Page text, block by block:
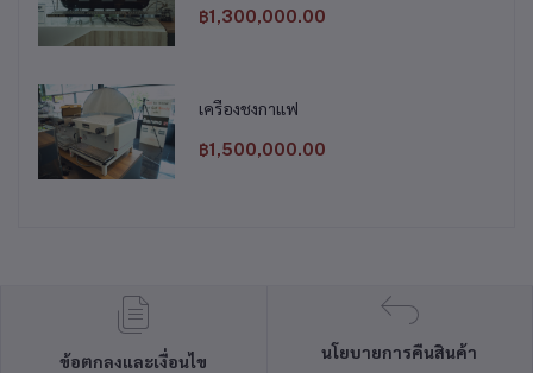
฿1,300,000.00
เครื่องชงกาแฟ
฿1,500,000.00
ข้อตกลงและเงื่อนไข
นโยบายการคืนสินค้า